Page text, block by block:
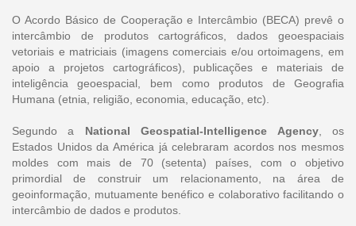
O Acordo Básico de Cooperação e Intercâmbio (BECA) prevê o
intercâmbio de produtos cartográficos, dados geoespaciais
vetoriais e matriciais (imagens comerciais e/ou ortoimagens, em
apoio a projetos cartográficos), publicações e materiais de
inteligência geoespacial, bem como produtos de Geografia
Humana (etnia, religião, economia, educação, etc).
Segundo a National Geospatial-Intelligence Agency, os
Estados Unidos da América já celebraram acordos nos mesmos
moldes com mais de 70 (setenta) países, com o objetivo
primordial de construir um relacionamento, na área de
geoinformação, mutuamente benéfico e colaborativo facilitando o
intercâmbio de dados e produtos.